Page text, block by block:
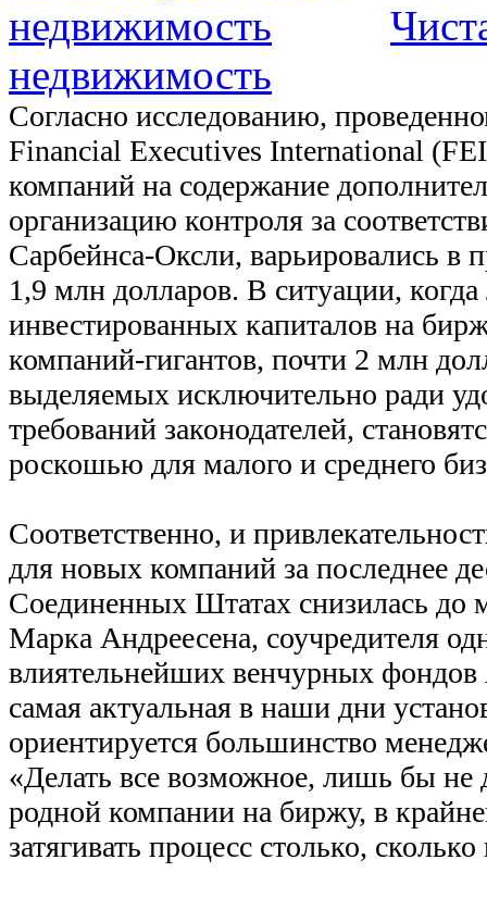
недвижимость
Согласно исследованию,
Financial Executives International
компаний на содержание
организацию контроля за
Сарбейнса-Оксли, варьировались в
1,9 млн долларов. В ситуации, когда
инвестированных капиталов на
компаний-гигантов, почти 2 млн
выделяемых исключительно ради
требований законодателей,
роскошью для малого и среднего
Соответственно, и
для новых компаний за последнее
Соединенных Штатах снизилась
Марка Андреесена, соучредителя
влиятельнейших венчурных фондов
самая актуальная в наши дни
ориентируется большинство
«Делать все возможное, лишь бы не
родной компании на биржу, в
затягивать процесс столько,